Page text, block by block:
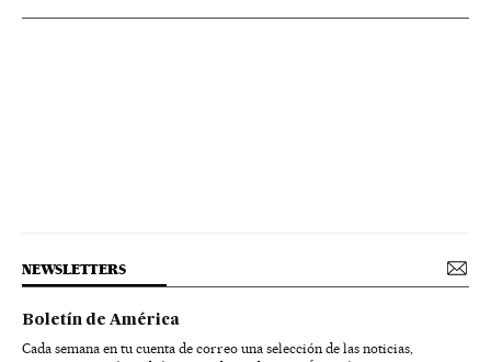
NEWSLETTERS
Boletín de América
Cada semana en tu cuenta de correo una selección de las noticias,